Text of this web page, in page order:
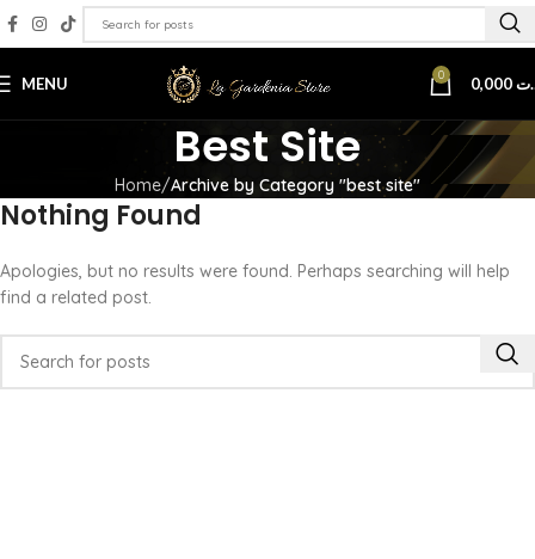
MENU 0
Best Site
Home Archive by Category "best site"
Nothing Found
Apologies, but no results were found. Perhaps searching will help
find a related post.